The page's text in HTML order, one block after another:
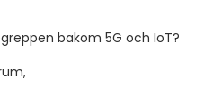
bakom 5G och IoT?